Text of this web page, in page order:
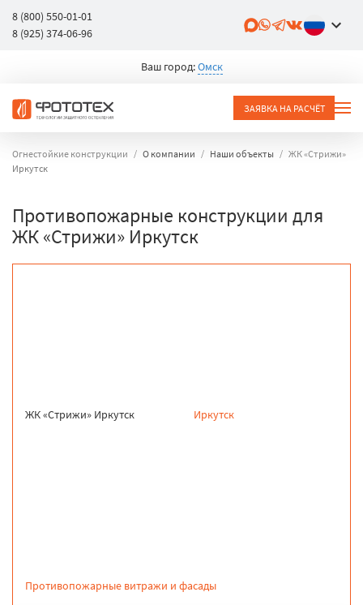
8 (800) 550-01-01
8 (925) 374-06-96
Ваш город:Омск
ЗАЯВКА НА РАСЧЁТ
Огнестойкие конструкции О компании Наши объекты
ЖК «Стрижи»
Иркутск
Противопожарные конструкции для
ЖК «Стрижи» Иркутск
ЖК «Стрижи» Иркутск Иркутск
Противопожарные витражи и фасады